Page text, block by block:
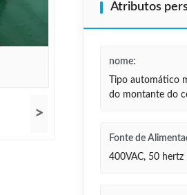
>
Atributos
nome:
Tipo automático
do montante do
Fonte de
400VAC, 50 hertz